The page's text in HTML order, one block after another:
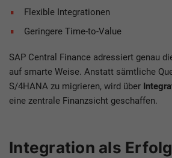
Flexible Integrationen
Geringere Time-to-Value
SAP Central Finance adressiert genau
auf smarte Weise. Anstatt sämtliche
S/4HANA zu migrieren, wird über
eine zentrale Finanzsicht geschaffen.
Integration als